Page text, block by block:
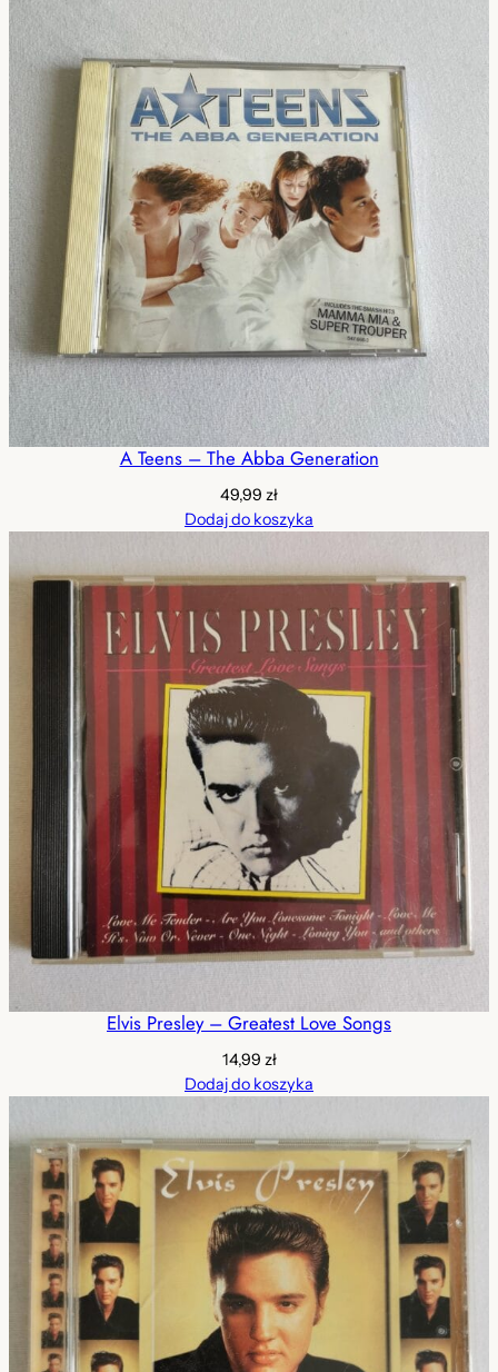
A Teens – The Abba Generation
49,99 zł
Dodaj do koszyka
Elvis Presley – Greatest Love Songs
14,99 zł
Dodaj do koszyka